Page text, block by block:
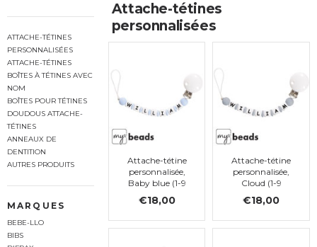
ATTACHE-TÉTINES
PERSONNALISÉES
ATTACHE-TÉTINES
BOÎTES À TÉTINES AVEC
NOM
BOÎTES POUR TÉTINES
DOUDOUS ATTACHE-
TÉTINES
ANNEAUX DE
DENTITION
AUTRES PRODUITS
MARQUES
BEBE-LLO
BIBS
Attache-tétines
personnalisées
Attache-tétine
personnalisée,
Baby blue (1-9
€18,00
Attache-tétine
personnalisée,
Cloud (1-9
€18,00